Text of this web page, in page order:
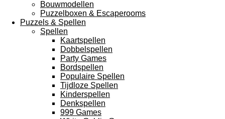
Bouwmodellen
Puzzelboxen & Escaperooms
Puzzels & Spellen
Spellen
Kaartspellen
Dobbelspellen
Party Games
Bordspellen
Populaire Spellen
Tijdloze Spellen
Kinderspellen
Denkspellen
999 Games